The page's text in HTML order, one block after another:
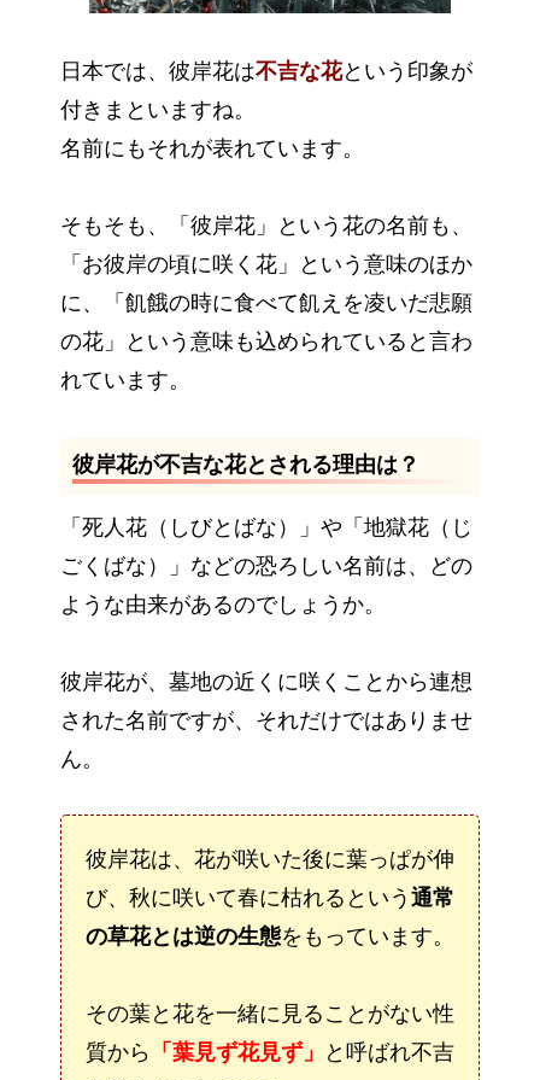
日本では、彼岸花は不吉な花という印象が
付きまといますね。
名前にもそれが表れています。
そもそも、「彼岸花」という花の名前も、
「お彼岸の頃に咲く花」という意味のほか
に、「飢餓の時に食べて飢えを凌いだ悲願
の花」という意味も込められていると言わ
れています。
彼岸花が不吉な花とされる理由は？
「死人花（しびとばな）」や「地獄花（じ
ごくばな）」などの恐ろしい名前は、どの
ような由来があるのでしょうか。
彼岸花が、墓地の近くに咲くことから連想
された名前ですが、それだけではありませ
ん。
彼岸花は、花が咲いた後に葉っぱが伸
び、秋に咲いて春に枯れるという 通常
の草花とは逆の生態をもっています。
その葉と花を一緒に見ることがない性
質から 「葉見ず花見ず」
と呼ばれ不吉